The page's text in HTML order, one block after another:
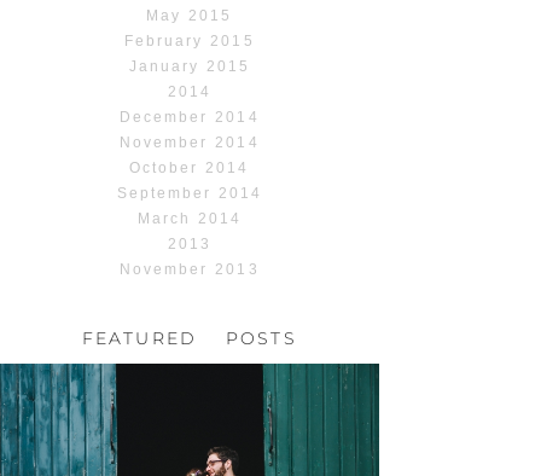
May 2015
February 2015
January 2015
2014
December 2014
November 2014
October 2014
September 2014
March 2014
2013
November 2013
FEATURED POSTS
HOCHZEIT, HOFGUT